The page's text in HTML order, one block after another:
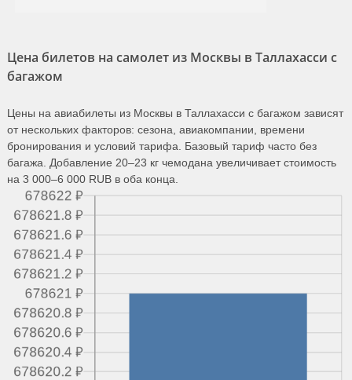
Цена билетов на самолет из Москвы в Таллахасси с
багажом
Цены на авиабилеты из Москвы в Таллахасси с багажом зависят
от нескольких факторов: сезона, авиакомпании, времени
бронирования и условий тарифа. Базовый тариф часто без
багажа. Добавление 20–23 кг чемодана увеличивает стоимость
на 3 000–6 000 RUB в оба конца.